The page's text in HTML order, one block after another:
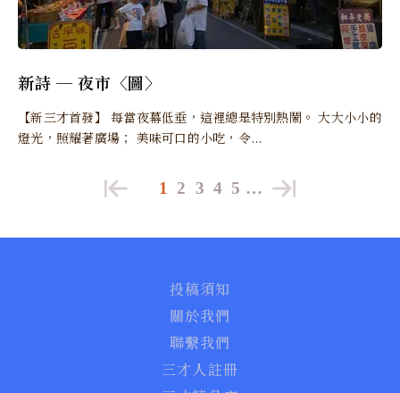
新詩 ─ 夜市〈圖〉
【新三才首發】 每當夜幕低垂，這裡總是特別熱鬧。 大大小小的
燈光，照耀著廣場； 美味可口的小吃，令...
1 2 3 4 5 …
投稿須知
關於我們
聯繫我們
三才人註冊